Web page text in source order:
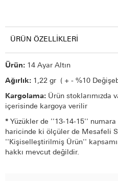
ÜRÜN ÖZELLIKLERI
Ürün: 14 Ayar Altın
Ağırlık: 1,22 gr ( + - %10
Kargolama: Ürün stoklarımızda
içerisinde kargoya verilir
* Yüzükler de ''13-14-15''
haricinde ki ölçüler de Mesafeli
''Kişiselleştirilmiş Ürün''
hakkı mevcut değildir.